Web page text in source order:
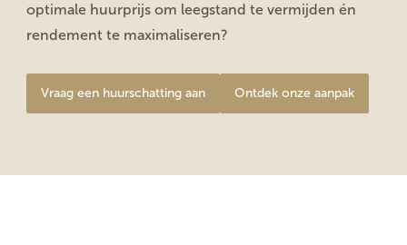
optimale huurprijs om leegstand te vermijden én
rendement te maximaliseren?
Vraag een huurschatting aan Ontdek onze aanpak